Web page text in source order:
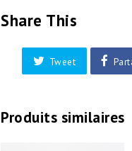
Share This
Tweet
Produits similaires